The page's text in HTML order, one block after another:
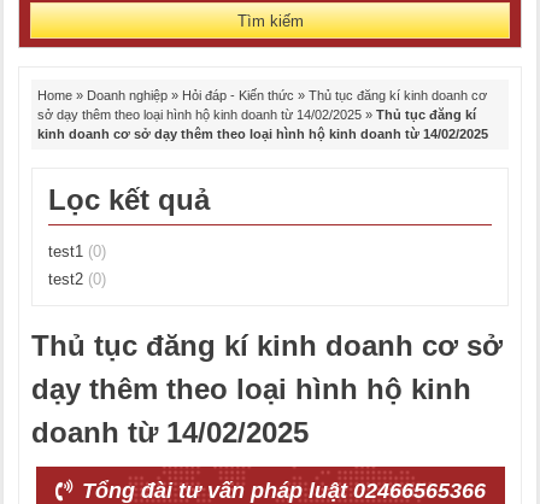
Tìm kiếm
Home » Doanh nghiệp » Hỏi đáp - Kiến thức » Thủ tục đăng kí kinh doanh cơ
sở dạy thêm theo loại hình hộ kinh doanh từ 14/02/2025 » Thủ tục đăng kí
kinh doanh cơ sở dạy thêm theo loại hình hộ kinh doanh từ 14/02/2025
Lọc kết quả
test1 (0)
test2 (0)
Thủ tục đăng kí kinh doanh cơ sở
dạy thêm theo loại hình hộ kinh
doanh từ 14/02/2025
Tổng đài tư vấn pháp luật 02466565366